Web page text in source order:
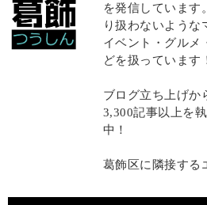
を発信しています
り扱わないような
イベント・グルメ
どを扱っています
ブログ立ち上げか
3,300記事以上を
中！
葛飾区に隣接する